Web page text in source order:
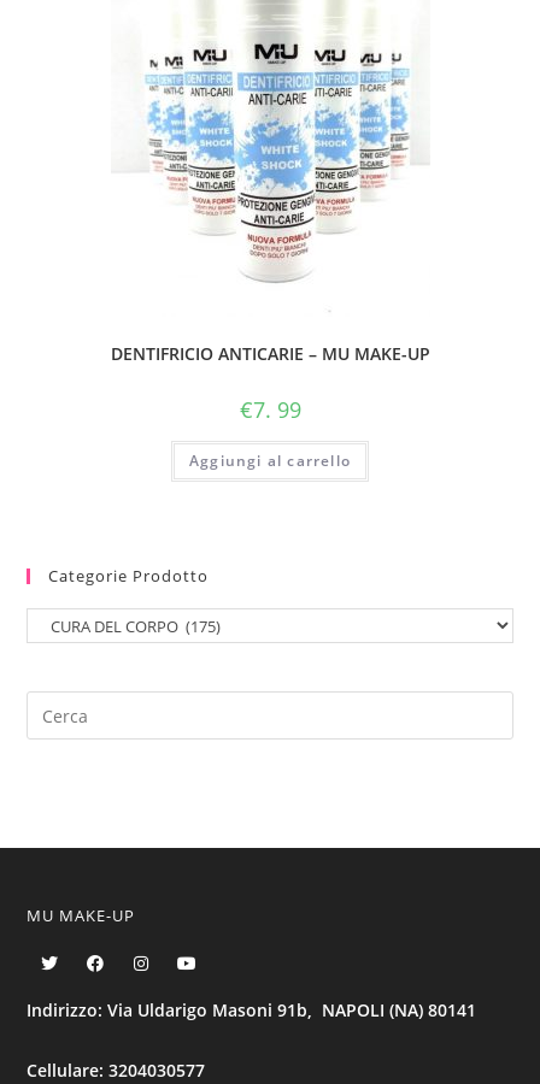
DENTIFRICIO ANTICARIE – MU MAKE-UP
€7. 99
Aggiungi al carrello
Categorie Prodotto
MU MAKE-UP
Indirizzo: Via Uldarigo Masoni 91b, NAPOLI (NA) 80141
Cellulare: 3204030577